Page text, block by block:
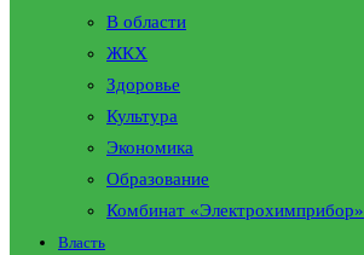
В области
ЖКХ
Здоровье
Культура
Экономика
Образование
Комбинат «Электрохимприбор»
Власть